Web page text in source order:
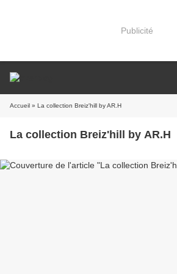
Publicité
Accueil » La collection Breiz'hill by AR.H
La collection Breiz'hill by AR.H